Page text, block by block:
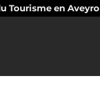
Tourisme en